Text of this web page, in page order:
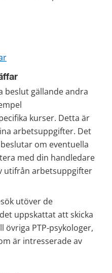
beslut gällande andra
kurser. Detta är
arbetsuppgifter. Det
om eventuella
med din handledare
utifrån arbetsuppgifter
utöver de
uppskattat att skicka
PTP-psykologer,
är intresserade av